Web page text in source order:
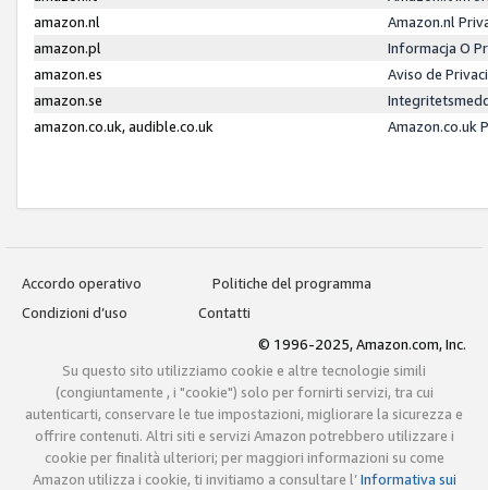
amazon.nl
Amazon.nl
amazon.pl
Informacja O
amazon.es
Aviso de
amazon.se
amazon.co.uk, audible.co.uk
Amazon.co.uk
Accordo operativo
Politiche del programma
Condizioni d’uso
Contatti
© 1996-2025, Amazon.com, Inc.
Su questo sito utilizziamo cookie e altre tecnologie simili
(congiuntamente , i "cookie") solo per fornirti servizi, tra cui
autenticarti, conservare le tue impostazioni, migliorare la sicurezza e
offrire contenuti. Altri siti e servizi Amazon potrebbero utilizzare i
cookie per finalità ulteriori; per maggiori informazioni su come
Amazon utilizza i cookie, ti invitiamo a consultare l’Informativa sui